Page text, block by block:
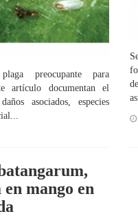
preocupante para
artículo documentan el
asociados, especies
mango en